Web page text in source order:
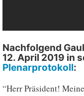
Nachfolgend
12. April 2019 in
Plenarprotokoll:
“Herr Präsident!